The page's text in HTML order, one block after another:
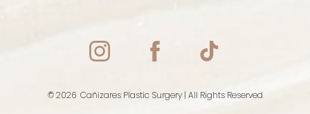
© 2026Cañizares Plastic Surgery | All Rights Reserved